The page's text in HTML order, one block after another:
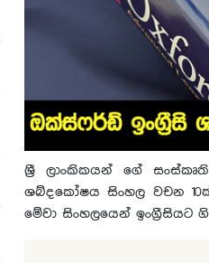
ශ්‍රී ලාංකිකයන් ගේ
ශබ්දකෝෂය සිංහල වචන
මේවා සිංහලයෙන් ඉංග්‍රීසියට